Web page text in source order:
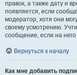
правок, а также дату и
появляется, если
модератор, хотя они
своему усмотрению.
сообщение, если на него
Вернуться к началу
Как мне добавить